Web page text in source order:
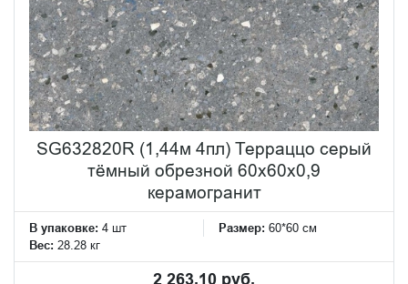
SG632820R (1,44м 4пл) Терраццо серый
тёмный обрезной 60x60x0,9
керамогранит
В упаковке: 4 шт Размер: 60*60 см
Вес: 28.28 кг
2 263.10 руб.